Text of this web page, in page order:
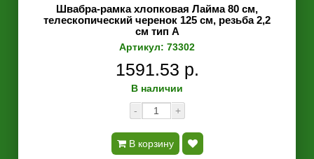
Швабра-рамка хлопковая Лайма 80 см,
телескопический черенок 125 см, резьба 2,2
см тип А
Артикул: 73302
1591.53 р.
В наличии
-
+
В корзину